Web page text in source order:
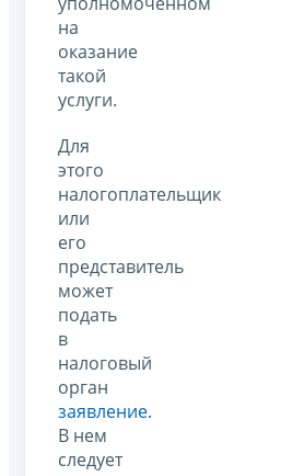
на
оказание
такой
услуги.
Для
этого
налогоплательщик
или
его
представитель
может
подать
в
налоговый
орган
заявление.
В нем
следует